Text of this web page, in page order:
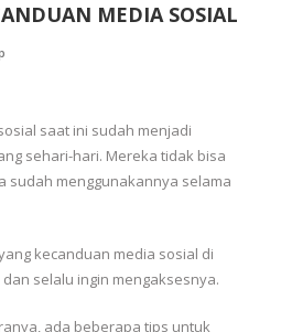
MEDIA SOSIAL
saat ini sudah menjadi
sehari-hari. Mereka tidak bisa
sudah menggunakannya selama
kecanduan media sosial di
selalu ingin mengaksesnya.
ada beberapa tips untuk